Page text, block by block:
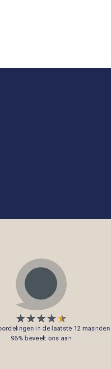
in de laatste 12 maanden
96% beveelt ons aan